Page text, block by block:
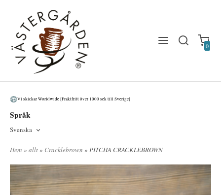
0
Vi skickar Worldwide [Fraktfritt över 1000 sek till Sverige]
Språk
Svenska
Hem » allt » Cracklebrown » PITCHA CRACKLEBROWN